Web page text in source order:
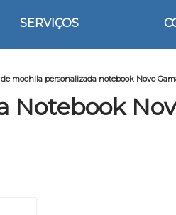
SERVIÇOS
mochila personalizada notebook Novo
Notebook